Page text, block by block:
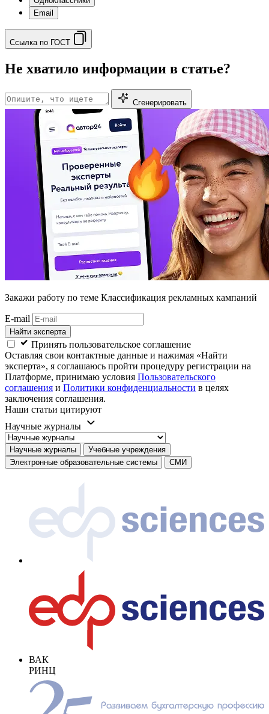
Email
Ссылка по ГОСТ
Не хватило информации в статье?
Сгенерировать
Закажи работу по теме Классификация рекламных кампаний
E-mail
Найти эксперта
Принять пользовательское соглашение
Оставляя свои контактные данные и нажимая «Найти
эксперта», я соглашаюсь пройти процедуру регистрации на
Платформе, принимаю условия Пользовательского
соглашения и Политики конфиденциальности в целях
заключения соглашения.
Наши статьи цитируют
Научные журналы
Научные журналы
Учебные учреждения
Электронные образовательные системы
СМИ
ВАК
РИНЦ